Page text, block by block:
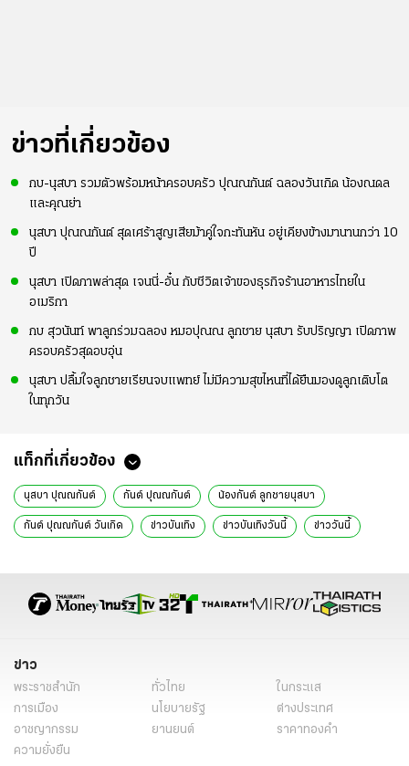
ข่าวที่เกี่ยวข้อง
กบ-นุสบา รวมตัวพร้อมหน้าครอบครัว ปุณณกันต์ ฉลองวันเกิด น้องณดล
และคุณย่า
นุสบา ปุณณกันต์ สุดเศร้าสูญเสียม้าคู่ใจกะทันหัน อยู่เคียงข้างมานานกว่า 10
ปี
นุสบา เปิดภาพล่าสุด เจนนี่-อั๋น กับชีวิตเจ้าของธุรกิจร้านอาหารไทยใน
อเมริกา
กบ สุวนันท์ พาลูกร่วมฉลอง หมอปุณณ ลูกชาย นุสบา รับปริญญา เปิดภาพ
ครอบครัวสุดอบอุ่น
นุสบา ปลื้มใจลูกชายเรียนจบแพทย์ ไม่มีความสุขไหนที่ได้ยืนมองดูลูกเติบโต
ในทุกวัน
แท็กที่เกี่ยวข้อง
นุสบา ปุณณกันต์ กันต์ ปุณณกันต์ น้องกันต์ ลูกชายนุสบา
กันต์ ปุณณกันต์ วันเกิด ข่าวบันเทิง ข่าวบันเทิงวันนี้ ข่าววันนี้
ข่าว
พระราชสำนัก ทั่วไทย
ในกระแส
การเมือง
นโยบายรัฐ
ต่างประเทศ
อาชญากรรม
ยานยนต์
ราคาทองคำ
ความยั่งยืน